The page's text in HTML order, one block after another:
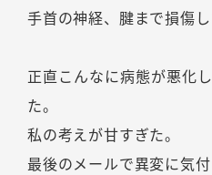
手首の神経、腱まで損傷
正直こんなに病態が悪化
た。
私の考えが甘すぎた。
最後のメールで異変に気付